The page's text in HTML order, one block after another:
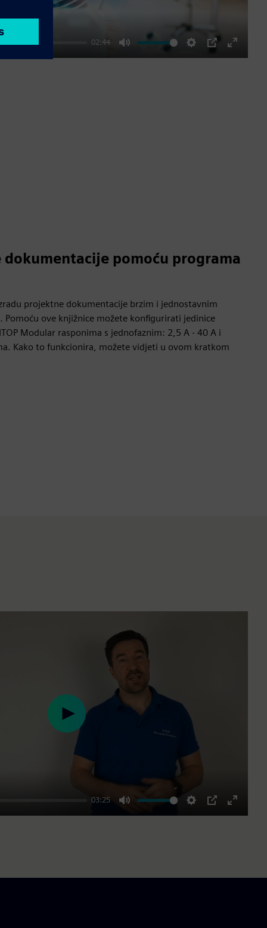
02:44
Mute Settings
PIP
Enter
pomoću programa
projektne dokumentacije brzim i jednostavnim
Pomoću ove knjižnice možete konfigurirati jedinice
Modular rasponima s jednofaznim: 2,5 A - 40 A i
Kako to funkcionira, možete vidjeti u ovom kratkom
03:25
Mute Settings
PIP
Enter
Play